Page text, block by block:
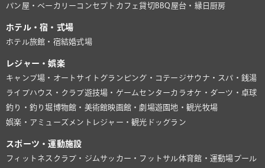
パン屋・ベーカリー コンセプトカフェ貸切BBQ 屋台・縁日 厨房
ホテル・宿・式場
ホテル旅館・宿結婚式場
レジャー・娯楽
キャンプ場・オートサイト グランピング・コテージサウナ・スパ・銭湯
ライブハウス・クラブ遊技場・ゲームセンターカラオケ・ダーツ・卓球
釣り・釣り堀博物館・美術館映画館・劇場遊園地・観光牧場
娯楽・アミューズメント レジャー・観光 ドッグラン
スポーツ・運動施設
フィットネスクラブ・ジム サッカー・フットサル体育館・運動場プール